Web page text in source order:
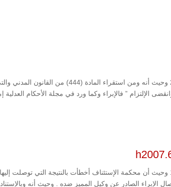
مبدأ قانوني 2 وحيث أنه ومن استقراء
الإلتزام ” فالإبراء وكما ورد في مجلة الأحكام العدلية
مبدأ قانوني 1 وحيث أن محكمة الإستئناف أخطأت بالنتيجة التي
الإبراء الصادر عن وكيل المميز ضده . وحيث أنه